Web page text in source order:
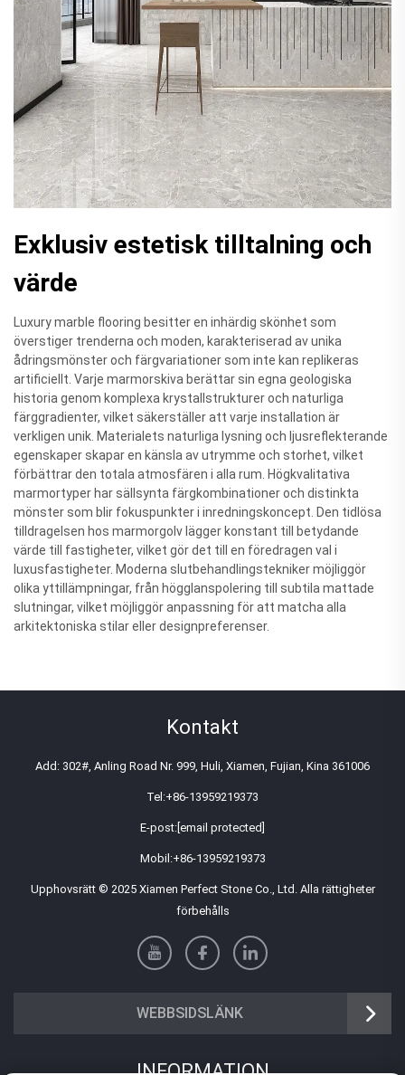
Exklusiv estetisk tilltalning och
värde
Luxury marble flooring besitter en inhärdig skönhet som
överstiger trenderna och moden, karakteriserad av unika
ådringsmönster och färgvariationer som inte kan replikeras
artificiellt. Varje marmorskiva berättar sin egna geologiska
historia genom komplexa krystallstrukturer och naturliga
färggradienter, vilket säkerställer att varje installation är
verkligen unik. Materialets naturliga lysning och ljusreflekterande
egenskaper skapar en känsla av utrymme och storhet, vilket
förbättrar den totala atmosfären i alla rum. Högkvalitativa
marmortyper har sällsynta färgkombinationer och distinkta
mönster som blir fokuspunkter i inredningskoncept. Den tidlösa
tilldragelsen hos marmorgolv lägger konstant till betydande
värde till fastigheter, vilket gör det till en föredragen val i
luxusfastigheter. Moderna slutbehandlingstekniker möjliggör
olika yttillämpningar, från högglanspolering till subtila mattade
slutningar, vilket möjliggör anpassning för att matcha alla
arkitektoniska stilar eller designpreferenser.
Kontakt
Add: 302#, Anling Road Nr. 999, Huli, Xiamen, Fujian, Kina 361006
Tel:+86-13959219373
E-post: [email protected]
Mobil:+86-13959219373
Upphovsrätt © 2025 Xiamen Perfect Stone Co., Ltd. Alla rättigheter
förbehålls
WEBBSIDSLÄNK